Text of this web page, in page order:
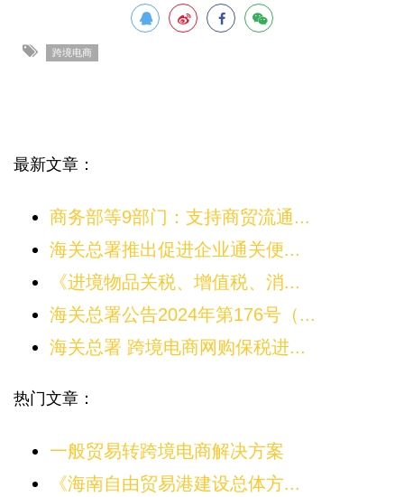
跨境电商
最新文章：
商务部等9部门：支持商贸流通...
海关总署推出促进企业通关便...
《进境物品关税、增值税、消...
海关总署公告2024年第176号（...
海关总署 跨境电商网购保税进...
热门文章：
一般贸易转跨境电商解决方案
《海南自由贸易港建设总体方...